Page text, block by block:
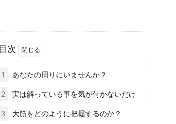
目次
1 あなたの周りにいませんか？
2 実は解っている事を気が付かないだけ
3 大筋をどのように把握するのか？